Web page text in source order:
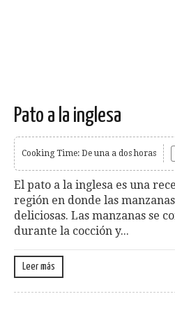
Pato a la inglesa
Cooking Time: De una a dos horas
El pato a la inglesa es una
región en donde las
deliciosas. Las manzanas se
durante la cocción y...
Leer más